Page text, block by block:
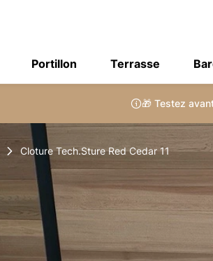
Portillon Terrasse
🎁 Testez
Cloture Tech.Sture Red Cedar 11